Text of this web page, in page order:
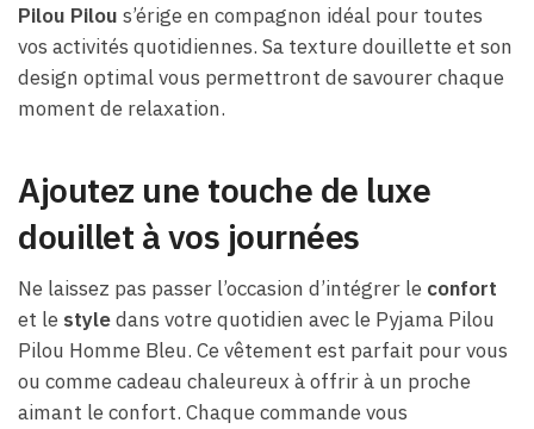
Pilou Pilou s’érige en compagnon idéal pour toutes
vos activités quotidiennes. Sa texture douillette et son
design optimal vous permettront de savourer chaque
moment de relaxation.
Ajoutez une touche de luxe
douillet à vos journées
Ne laissez pas passer l’occasion d’intégrer le confort
et le styledans votre quotidien avec le Pyjama Pilou
Pilou Homme Bleu. Ce vêtement est parfait pour vous
ou comme cadeau chaleureux à offrir à un proche
aimant le confort. Chaque commande vous